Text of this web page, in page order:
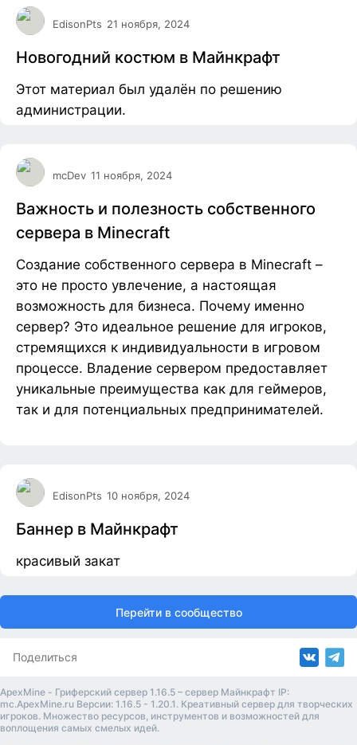
EdisonPts 21 ноября, 2024
Новогодний костюм в Майнкрафт
Этот материал был удалён по решению
администрации.
mcDev 11 ноября, 2024
Важность и полезность собственного
сервера в Minecraft
Создание собственного сервера в Minecraft –
это не просто увлечение, а настоящая
возможность для бизнеса. Почему именно
сервер? Это идеальное решение для игроков,
стремящихся к индивидуальности в игровом
процессе. Владение сервером предоставляет
уникальные преимущества как для геймеров,
так и для потенциальных предпринимателей.
EdisonPts 10 ноября, 2024
Баннер в Майнкрафт
красивый закат
Перейти в сообщество
Поделиться
ApexMine - Гриферский сервер 1.16.5 – сервер Майнкрафт IP:
mc.ApexMine.ru Версии: 1.16.5 - 1.20.1. Креативный сервер для творческих
игроков. Множество ресурсов, инструментов и возможностей для
воплощения самых смелых идей.